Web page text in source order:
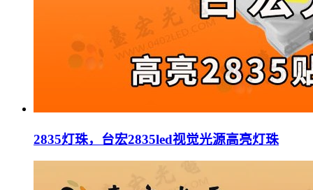
2835灯珠，台宏2835led视觉光源高亮灯珠